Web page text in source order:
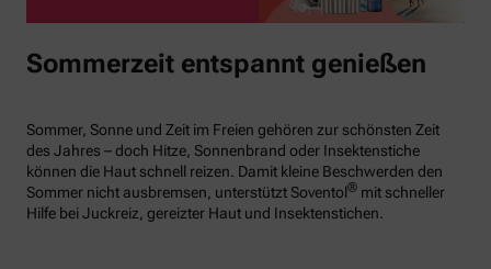
Sommerzeit entspannt genießen
Sommer, Sonne und Zeit im Freien gehören zur schönsten Zeit
des Jahres – doch Hitze, Sonnenbrand oder Insektenstiche
können die Haut schnell reizen. Damit kleine Beschwerden den
Sommer nicht ausbremsen, unterstützt Soventol® mit schneller
Hilfe bei Juckreiz, gereizter Haut und Insektenstichen.